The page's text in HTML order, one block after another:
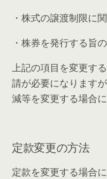
・株式の譲渡制限に
・株券を発行する旨
上記の項目を変更す
請が必要になります
減等を変更する場合
定款変更の方法
定款を変更する場合